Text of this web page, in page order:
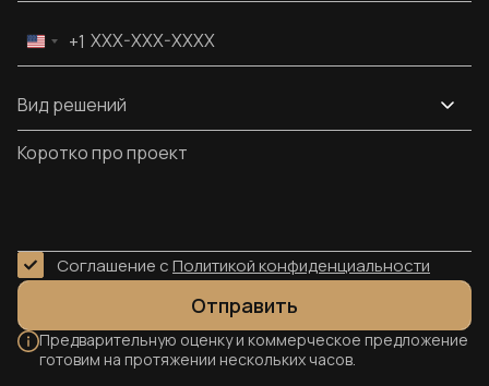
United
States
+1
Вид решений
Сообщение
Соглашение сПолитикой конфиденциальности
Отправить
Предварительную оценку и коммерческое предложение
готовим на протяжении нескольких часов.